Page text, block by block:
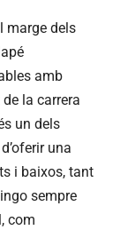
marge dels
amb
la carrera
un dels
una
i baixos, tant
sempre
com